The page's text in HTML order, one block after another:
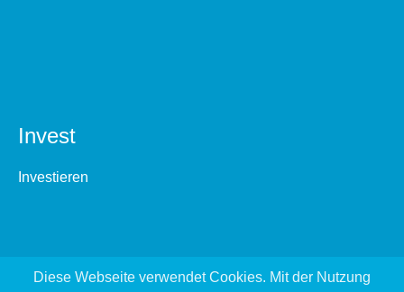
Invest
Investieren
Diese Webseite verwendet Cookies. Mit der Nutzung